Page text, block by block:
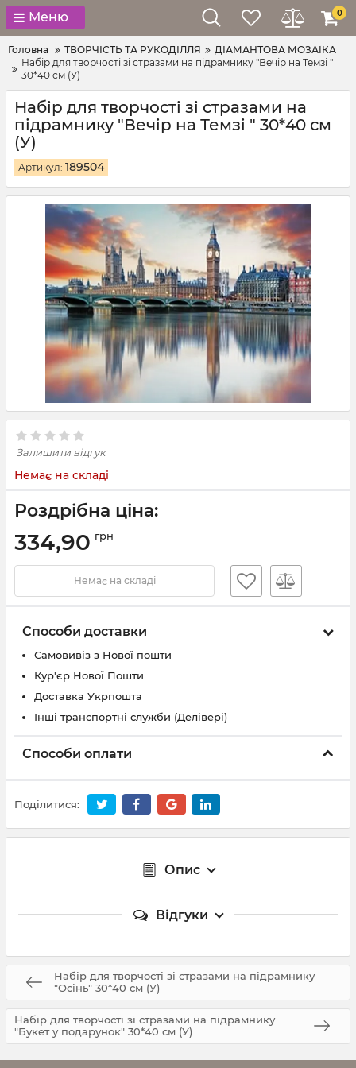
Меню 0
Головна ТВОРЧІСТЬ ТА РУКОДІЛЛЯ
ДІАМАНТОВА МОЗАЇКА
Набір для творчості зі стразами на підрамнику "Вечір на Темзі "
30*40 см (У)
Набір для творчості зі стразами на
підрамнику "Вечір на Темзі " 30*40 см
(У)
Артикул: 189504
Залишити відгук
Немає на складі
Роздрібна ціна:
334,90 грн
Немає на складі
Способи доставки
Самовивіз з Нової пошти
Кур'єр Нової Пошти
Доставка Укрпошта
Інші транспортні служби (Делівері)
Способи оплати
Поділитися:
Опис
Відгуки
Набір для творчості зі стразами на підрамнику
"Осінь" 30*40 см (У)
Набір для творчості зі стразами на підрамнику
"Букет у подарунок" 30*40 см (У)